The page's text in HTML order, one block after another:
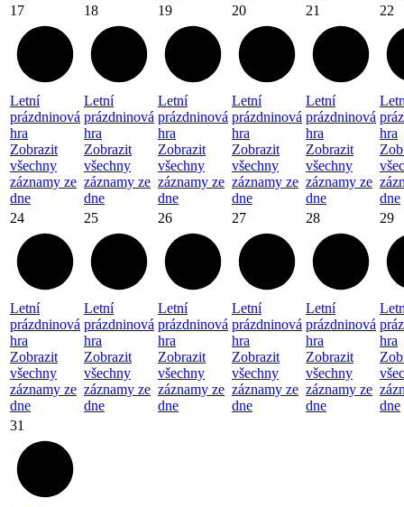
17
Letní
prázdninová
hra
Zobrazit
všechny
záznamy ze
dne
18
Letní
prázdninová
hra
Zobrazit
všechny
záznamy ze
dne
19
Letní
prázdninová
hra
Zobrazit
všechny
záznamy ze
dne
20
Letní
prázdninová
hra
Zobrazit
všechny
záznamy ze
dne
21
Letní
prázdninová
hra
Zobrazit
všechny
záznamy ze
dne
22
hra
dne
24
Letní
prázdninová
hra
Zobrazit
všechny
záznamy ze
dne
25
Letní
prázdninová
hra
Zobrazit
všechny
záznamy ze
dne
26
Letní
prázdninová
hra
Zobrazit
všechny
záznamy ze
dne
27
Letní
prázdninová
hra
Zobrazit
všechny
záznamy ze
dne
28
Letní
prázdninová
hra
Zobrazit
všechny
záznamy ze
dne
29
hra
dne
31